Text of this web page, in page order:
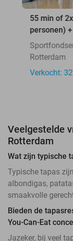
55 min of
personen)
Rotterdam
Verkocht:
Veelgestelde
Rotterdam
Wat zijn typische
Typische tapas
albondigas,
smaakvolle
Bieden de
You-Can-Eat
Jazeker, bij veel